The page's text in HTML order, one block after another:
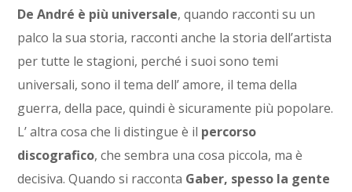
De André è più universale, quando racconti su un
palco la sua storia, racconti anche la storia dell’artista
per tutte le stagioni, perché i suoi sono temi
universali, sono il tema dell’ amore, il tema della
guerra, della pace, quindi è sicuramente più popolare.
L’ altra cosa che li distingue è il percorso
discografico, che sembra una cosa piccola, ma è
decisiva. Quando si racconta Gaber, spesso la gente